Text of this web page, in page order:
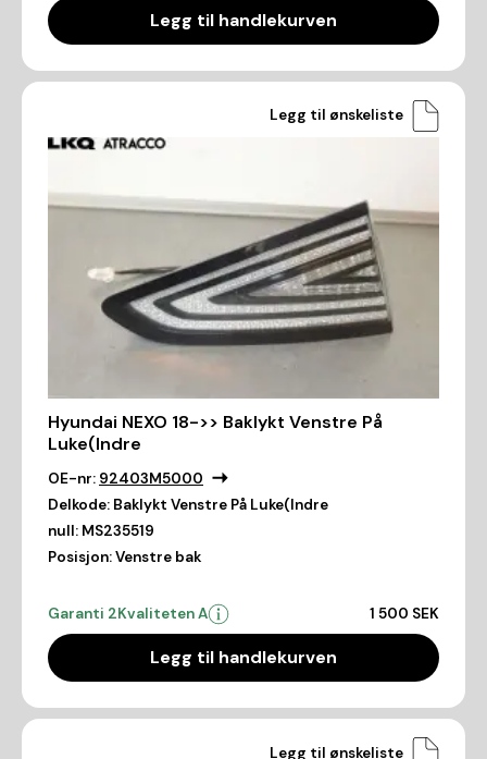
Legg til handlekurven
Legg til ønskeliste
Hyundai NEXO 18->> Baklykt Venstre På
Luke(Indre
OE-nr: 92403M5000
Delkode: Baklykt Venstre På Luke(Indre
null: MS235519
Posisjon:Venstre bak
Garanti 2Kvaliteten A 1 500 SEK
Legg til handlekurven
Legg til ønskeliste